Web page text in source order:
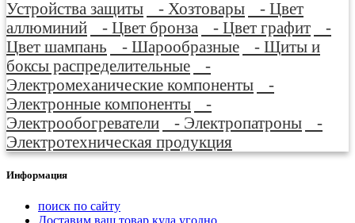
Устройства защиты
- Хозтовары
- Цвет
аллюминий
- Цвет бронза - Цвет графит
-
Цвет шампань
- Шарообразные
- Щиты и
боксы распределительные
-
Электромеханические компоненты
-
Электронные компоненты
-
Электрообогреватели
- Электропатроны
-
Электротехническая продукция
Информация
поиск по сайту
Доставим ваш товар куда угодно